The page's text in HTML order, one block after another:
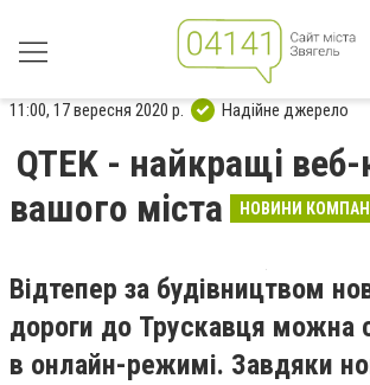
11:00, 17 вересня 2020 р. Надійне джерело
QTEK - найкращі
вашого міста
НОВИНИ
Відтепер за будівництвом
дороги до Трускавця можна
в онлайн-режимі. Завдяки